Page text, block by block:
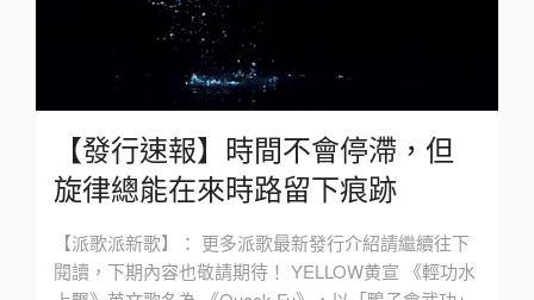
【發行速報】時間不會停滯，但
旋律總能在來時路留下痕跡
【派歌派新歌】： 更多派歌最新發行介紹請繼續往下
閱讀，下期內容也敬請期待！ YELLOW黄宣 《輕功水